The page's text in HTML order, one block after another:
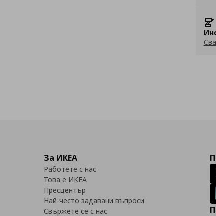
За ИКЕА
Работете с нас
Това е ИКЕА
Пресцентър
Най-често задавани въпроси
Свържете се с нас